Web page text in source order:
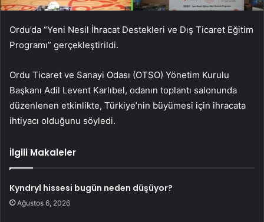
Ordu’da “Yeni Nesil İhracat Destekleri ve Dış Ticaret Eğitim
Programı” gerçekleştirildi.
Ordu Ticaret ve Sanayi Odası (OTSO) Yönetim Kurulu
Başkanı Adil Levent Karlıbel, odanın toplantı salonunda
düzenlenen etkinlikte, Türkiye’nin büyümesi için ihracata
ihtiyacı olduğunu söyledi.
İlgili Makaleler
Kyndryl hissesi bugün neden düşüyor?
Ağustos 6, 2026